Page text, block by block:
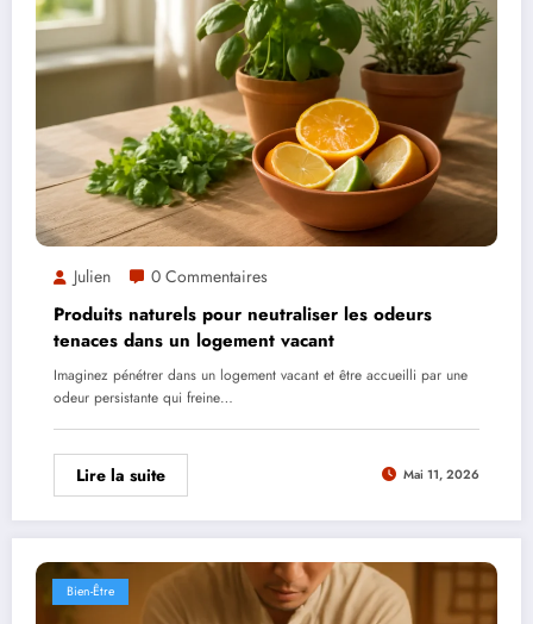
Julien 0 Commentaires
Produits naturels pour neutraliser les odeurs
tenaces dans un logement vacant
Imaginez pénétrer dans un logement vacant et être accueilli par une
odeur persistante qui freine…
Lire la suite Mai 11, 2026
Bien-Être